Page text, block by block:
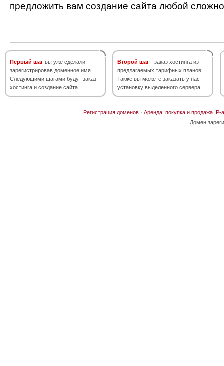
предложить вам создание сайта любой
Первый шаг вы уже сделали,
зарегистрировав доменное имя.
Следующими шагами будут заказ
хостинга и создание сайта.
Второй шаг - заказ хостинга из
предлагаемых тарифных планов.
Также вы можете заказать у нас
установку выделенного сервера.
Регистрация доменов· Аренда, покупка и продажа IP-
Домен